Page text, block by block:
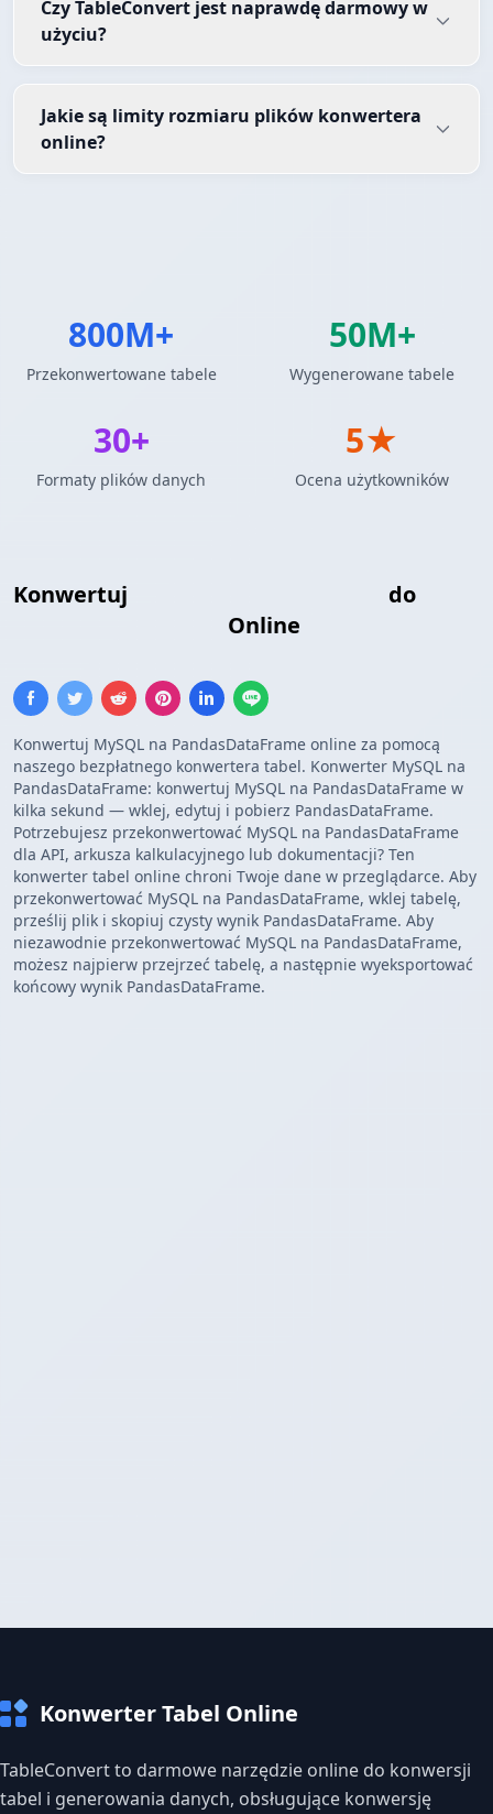
Konwertuj
do
Online
Konwertuj MySQL na PandasDataFrame online za pomocą
naszego bezpłatnego konwertera tabel. Konwerter MySQL na
PandasDataFrame: konwertuj MySQL na PandasDataFrame w
kilka sekund — wklej, edytuj i pobierz PandasDataFrame.
Potrzebujesz przekonwertować MySQL na PandasDataFrame
dla API, arkusza kalkulacyjnego lub dokumentacji? Ten
konwerter tabel online chroni Twoje dane w przeglądarce. Aby
przekonwertować MySQL na PandasDataFrame, wklej tabelę,
prześlij plik i skopiuj czysty wynik PandasDataFrame. Aby
niezawodnie przekonwertować MySQL na PandasDataFrame,
możesz najpierw przejrzeć tabelę, a następnie wyeksportować
końcowy wynik PandasDataFrame.
Czy TableConvert jest naprawdę darmowy w
użyciu?
Jakie są limity rozmiaru plików konwertera
online?
800M+
Przekonwertowane tabele
50M+
Wygenerowane tabele
30+
Formaty plików danych
5★
Ocena użytkowników
Konwerter Tabel Online
TableConvert to darmowe narzędzie online do konwersji
tabel i generowania danych, obsługujące konwersję